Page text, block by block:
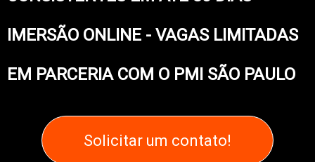
IMERSÃO ONLINE - VAGAS LIMITADAS
EM PARCERIA COM O PMI SÃO PAULO
Solicitar um contato!